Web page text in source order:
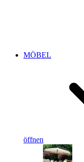
MÖBEL
öffnen